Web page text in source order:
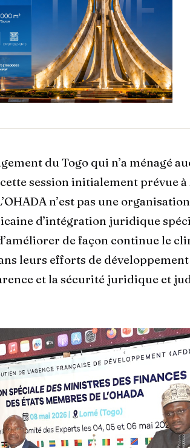
du Togo qui n’a ménagé
session initialement prévue à
n’est pas une
d’intégration juridique
de façon continue le
leurs efforts de développement
et la sécurité juridique et